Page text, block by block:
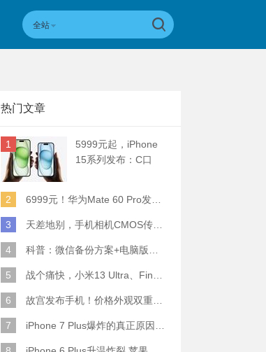
全站
热门文章
1
5999元起，iPhone
15系列发布：C口
2
6999元！华为Mate 60 Pro发布：麒麟9000S+卫星通话 (附初步跑分)
3 天差地别，手机相机CMOS传感器实际面积对比
4 科普：微信备份方案+电脑版丢失数据恢复指南
5 战个痛快，小米13 Ultra、Find X6 Pro、vivo X90 Pro+、小米12SU拍照横评
6 故宫发布手机！价格外观双重逆天！
7 iPhone 7 Plus爆炸的真正原因原来是这样